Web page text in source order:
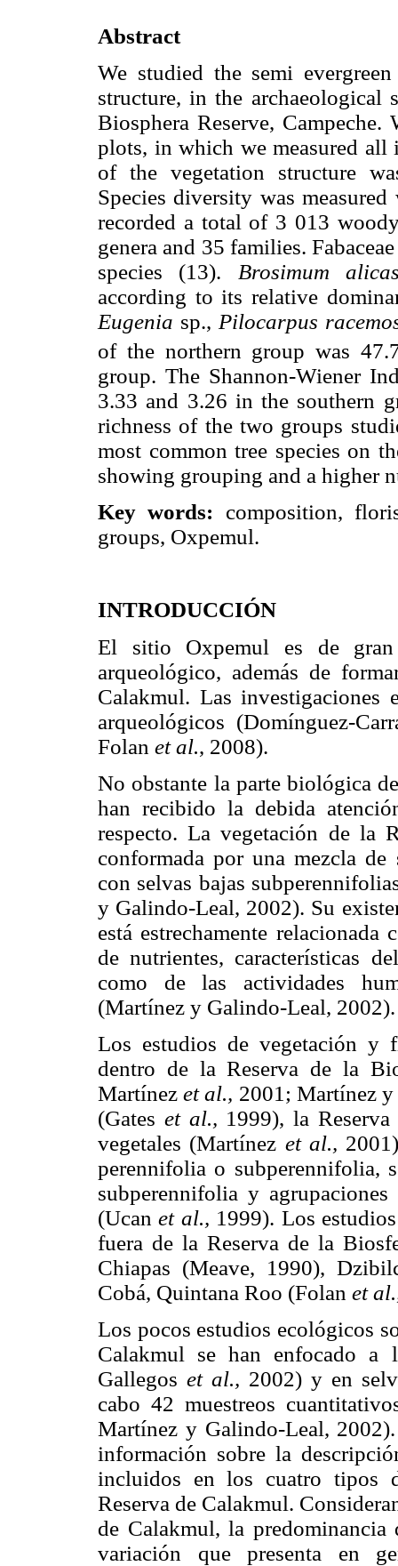
Abstract
We studied the semi
structure, in the
Biosphera Reserve,
plots, in which we measured
of the vegetation structure
Species diversity was
recorded a total of 3 013
genera and 35 families.
species (13). Brosimum
according to its relative
Eugenia sp., Pilocarpus
of the northern group was
group. The Shannon-Wiener
3.33 and 3.26 in the southern
richness of the two groups
most common tree species on
showing grouping and a higher
Key words: composition,
groups, Oxpemul.
INTRODUCCIÓN
El sitio Oxpemul es de
arqueológico, además de
Calakmul. Las investigaciones
arqueológicos (Domínguez-
Folan et al., 2008).
No obstante la parte biológica
han recibido la debida
respecto. La vegetación de la
conformada por una mezcla
con selvas bajas
y Galindo-Leal, 2002). Su
está estrechamente
de nutrientes, características
como de las actividades
(Martínez y Galindo-Leal, 2002).
Los estudios de vegetación y
dentro de la Reserva de la
Martínezet al., 2001; Martínez
(Gates et al., 1999), la
vegetales (Martínez et al.,
perennifolia o subperennifolia,
subperennifolia y
(Ucanet al., 1999). Los
fuera de la Reserva de la
Chiapas (Meave, 1990),
Cobá, Quintana Roo (Folan et
Los pocos estudios ecológicos
Calakmul se han enfocado a
Gallegos et al., 2002) y en
cabo 42 muestreos
Martínez y Galindo-Leal,
información sobre la
incluidos en los cuatro tipos
Reserva de Calakmul.
de Calakmul, la
variación que presenta en